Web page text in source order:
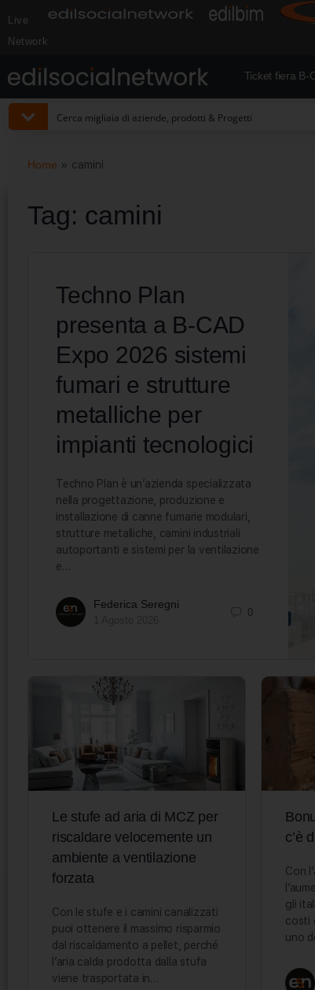
Live
Network
Ticket fiera B-
Home » camini
Tag: camini
Techno Plan
presenta a B-CAD
Expo 2026 sistemi
fumari e strutture
metalliche per
impianti tecnologici
Techno Plan è un’azienda specializzata
nella progettazione, produzione e
installazione di canne fumarie modulari,
strutture metalliche, camini industriali
autoportanti e sistemi per la ventilazione
e…
Federica Seregni
0
Le stufe ad aria di MCZ per
riscaldare velocemente un
ambiente a ventilazione
forzata
Con le stufe e i camini canalizzati
puoi ottenere il massimo risparmio
dal riscaldamento a pellet, perché
l’aria calda prodotta dalla stufa
viene trasportata in…
c’è
Con
gli
costi
uno